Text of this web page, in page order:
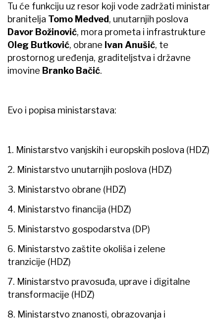
Tu će funkciju uz resor koji vode zadržati ministar
branitelja Tomo Medved, unutarnjih poslova
Davor Božinović, mora prometa i infrastrukture
Oleg Butković, obrane Ivan Anušić, te
prostornog uređenja, graditeljstva i državne
imovine Branko Bačić.
Evo i popisa ministarstava:
1. Ministarstvo vanjskih i europskih poslova (HDZ)
2. Ministarstvo unutarnjih poslova (HDZ)
3. Ministarstvo obrane (HDZ)
4. Ministarstvo financija (HDZ)
5. Ministarstvo gospodarstva (DP)
6. Ministarstvo zaštite okoliša i zelene
tranzicije (HDZ)
7. Ministarstvo pravosuđa, uprave i digitalne
transformacije (HDZ)
8. Ministarstvo znanosti, obrazovanja i